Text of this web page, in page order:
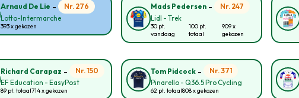
Arnaud De Lie -
Nr. 276
Lotto-Intermarche
393 x gekozen
Mads Pedersen-
Nr. 247
Lidl - Trek
30 pt.
vandaag
100 pt.
totaal
909 x
gekozen
Richard Carapaz -
Nr. 150
EF Education - EasyPost
89 pt. totaal714 x gekozen
Tom Pidcock-
Nr. 371
Pinarello - Q36.5 Pro Cycling
62 pt. totaal808 x gekozen